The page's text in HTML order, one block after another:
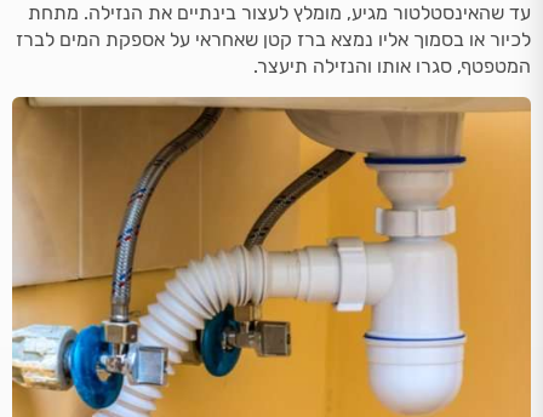
עד שהאינסטלטור מגיע, מומלץ לעצור בינתיים את הנזילה. מתחת
לכיור או בסמוך אליו נמצא ברז קטן שאחראי על אספקת המים לברז
המטפטף, סגרו אותו והנזילה תיעצר.